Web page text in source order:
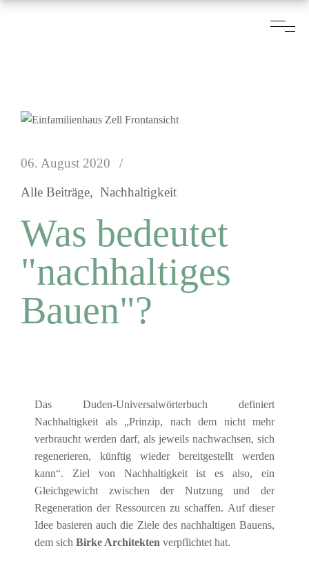
06. August 2020
Alle Beiträge
Nachhaltigkeit
Was bedeutet
"nachhaltiges
Bauen"?
Das Duden-Universalwörterbuch definiert
Nachhaltigkeit als „Prinzip, nach dem nicht mehr
verbraucht werden darf, als jeweils nachwachsen, sich
regenerieren, künftig wieder bereitgestellt werden
kann“. Ziel von Nachhaltigkeit ist es also, ein
Gleichgewicht zwischen der Nutzung und der
Regeneration der Ressourcen zu schaffen. Auf dieser
Idee basieren auch die Ziele des nachhaltigen Bauens,
dem sich Birke Architekten verpflichtet hat.